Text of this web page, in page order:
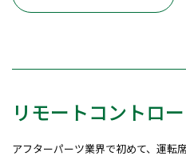
リモートコントロ
アフターパーツ業界で初めて、運転